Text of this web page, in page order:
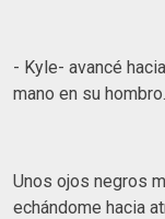
- Kyle- avancé
mano en su
Unos ojos negros
echándome hacia